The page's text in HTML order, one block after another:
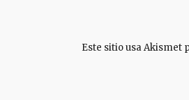
Este sitio usa Akismet